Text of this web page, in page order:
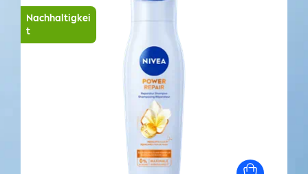
Nachhaltigkei
t